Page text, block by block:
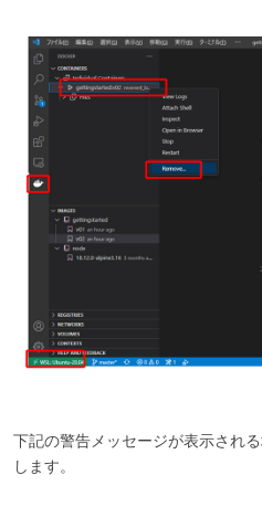
下記の警告メッセージが表示され
します。